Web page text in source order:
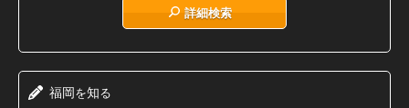
詳細検索
福岡を知る